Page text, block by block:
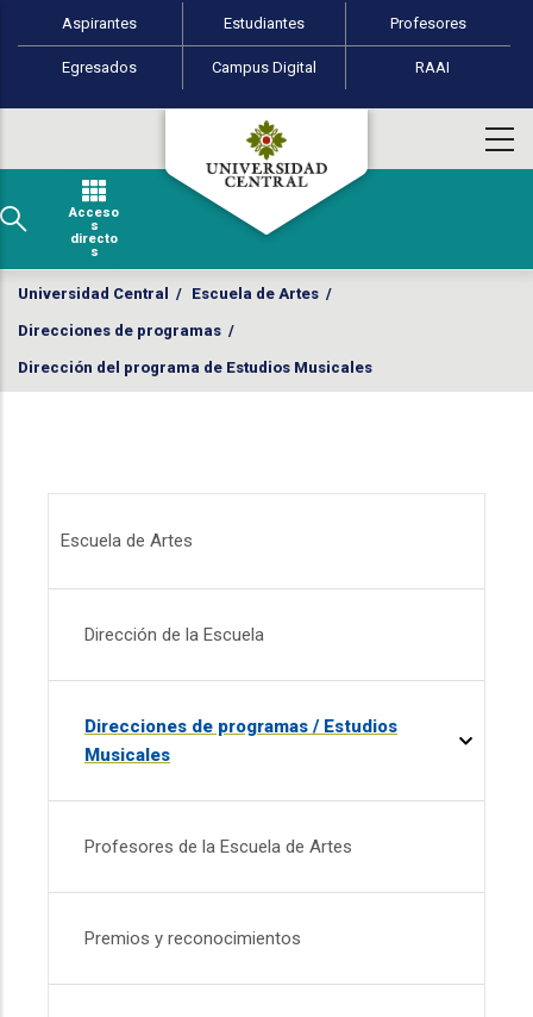
Pasar al contenido principal
Perfiles de usuario
Aspirantes Estudiantes Profesores
Egresados Campus Digital RAAI
Acceso
s
directo
s
Universidad Central / Escuela de Artes /
Direcciones de programas /
Dirección del programa de Estudios Musicales
Escuela de Artes
Dirección de la Escuela
Direcciones de programas / Estudios
Musicales
Profesores de la Escuela de Artes
Premios y reconocimientos